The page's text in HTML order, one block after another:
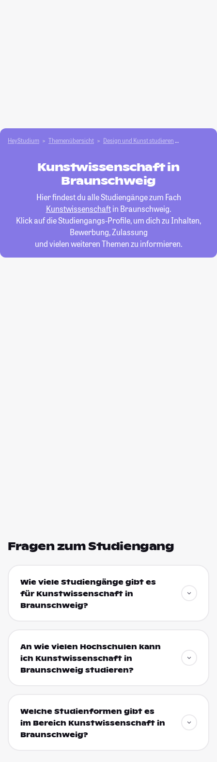
HeyStudium Themenübersicht Design und Kunst studieren
Kunstwissenschaft in
Braunschweig
Hier findest du alle Studiengänge zum Fach
Kunstwissenschaftin Braunschweig.
Klick auf die Studiengangs-Profile, um dich zu Inhalten,
Bewerbung, Zulassung
und vielen weiteren Themen zu informieren.
Fragen zum Studiengang
Wie viele Studiengänge gibt es
für Kunstwissenschaft in
Braunschweig?
An wie vielen Hochschulen kann
ich Kunstwissenschaft in
Braunschweig studieren?
Welche Studienformen gibt es
im Bereich Kunstwissenschaft in
Braunschweig?